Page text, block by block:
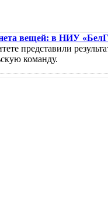
вещей: в НИУ
представили
команду.